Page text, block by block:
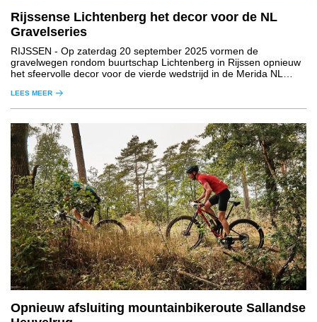
Rijssense Lichtenberg het decor voor de NL
Gravelseries
RIJSSEN - Op zaterdag 20 september 2025 vormen de
gravelwegen rondom buurtschap Lichtenberg in Rijssen opnieuw
het sfeervolle decor voor de vierde wedstrijd in de Merida NL
LEES MEER
Opnieuw afsluiting mountainbikeroute Sallandse